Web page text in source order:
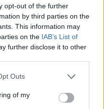
opt-out of the further
by third parties on the
This information may
on the IAB’s List of
further disclose it to other
Outs
of my